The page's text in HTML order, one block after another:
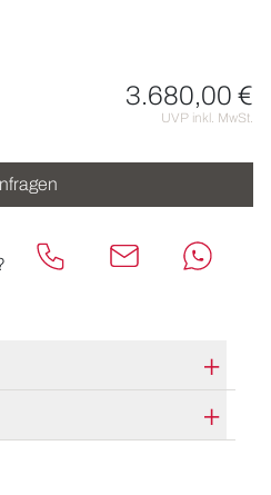
3.680,00 €
UVP inkl. MwSt.
HERSTELLERBESCHREIBUNG